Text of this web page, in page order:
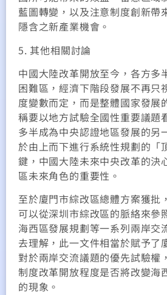
藍圖轉變，以及注意制度創新帶
隱含之新產業機會。
5. 其他相關討論
中國大陸改革開放至今，各方多
困難區，經濟下階段發展不再只
度變數而定，而是整體國家發展
稱要以地方試驗全國性重要議題
多半成為中央認證地區發展的另
於由上而下進行系統性規劃的「
鍵，中國大陸未來中央改革的決
區未來角色的重要性。
至於廈門市綜改區總體方案獲批
可以從深圳市綜改區的脈絡來參
海西區發展規劃等一系列兩岸交
去理解，此一文件相當於賦予了
對於兩岸交流議題的優先試驗權
制度改革開放程度是否將改變海
的現象。